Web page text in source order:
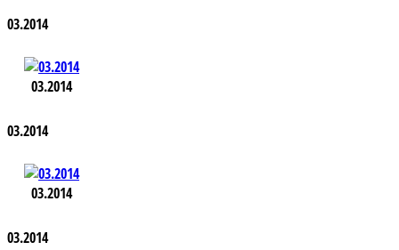
03.2014
03.2014
03.2014
03.2014
03.2014